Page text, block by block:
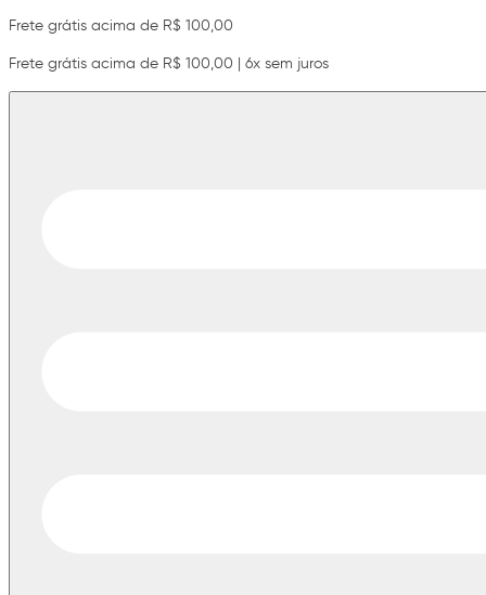
Frete grátis acima de R$ 100,00
Frete grátis acima de R$ 100,00 | 6x sem juros